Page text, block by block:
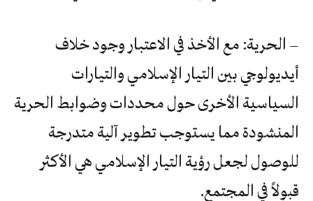
— الحرية: مع الأخذ في الاعتبار وجود خلاف
أيديولوجي بين التيار الإسلامي والتيارات
السياسية الأخرى حول محددات وضوابط الحرية
المنشودة مما يستوجب تطوير آلية متدرجة
للوصول لجعل رؤية التيار الإسلامي هي الأكثر
قبولاً في المجتمع.